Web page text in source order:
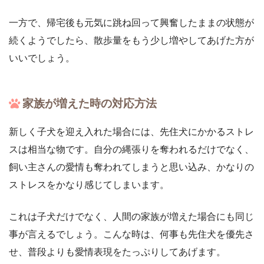
一方で、帰宅後も元気に跳ね回って興奮したままの状態が
続くようでしたら、散歩量をもう少し増やしてあげた方が
いいでしょう。
家族が増えた時の対応方法
新しく子犬を迎え入れた場合には、先住犬にかかるストレ
スは相当な物です。自分の縄張りを奪われるだけでなく、
飼い主さんの愛情も奪われてしまうと思い込み、かなりの
ストレスをかなり感じてしまいます。
これは子犬だけでなく、人間の家族が増えた場合にも同じ
事が言えるでしょう。こんな時は、何事も先住犬を優先さ
せ、普段よりも愛情表現をたっぷりしてあげます。